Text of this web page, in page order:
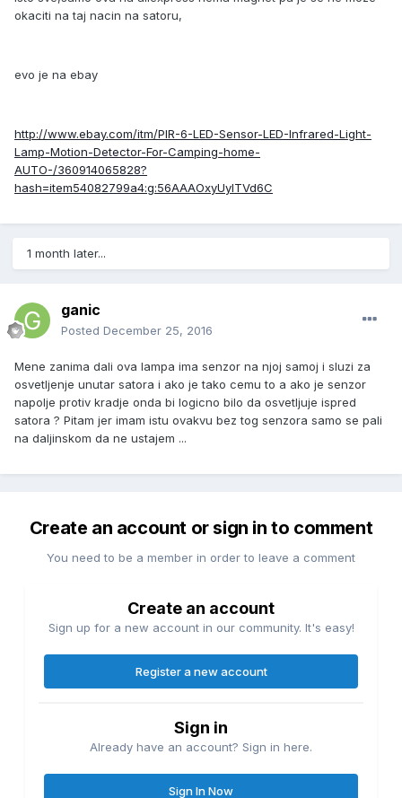
okaciti na taj nacin na satoru,
evo je na ebay
http://www.ebay.com/itm/PIR-6-LED-Sensor-LED-Infrared-Light-
Lamp-Motion-Detector-For-Camping-home-
AUTO-/360914065828?
hash=item54082799a4:g:56AAAOxyUylTVd6C
1 month later...
ganic
Posted December 25, 2016
Mene zanima dali ova lampa ima senzor na njoj samoj i sluzi za
osvetljenje unutar satora i ako je tako cemu to a ako je senzor
napolje protiv kradje onda bi logicno bilo da osvetljuje ispred
satora ? Pitam jer imam istu ovakvu bez tog senzora samo se pali
na daljinskom da ne ustajem ...
Create an account or sign in to comment
You need to be a member in order to leave a comment
Create an account
Sign up for a new account in our community. It's easy!
Register a new account
Sign in
Already have an account? Sign in here.
Sign In Now